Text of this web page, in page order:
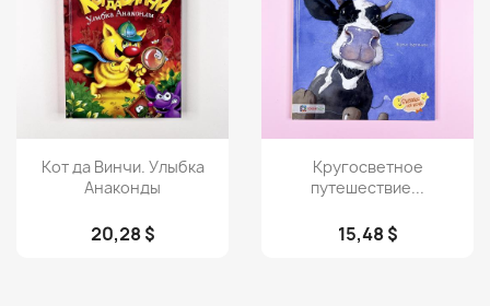
Просмотр
Кот да Винчи. Улыбка
Анаконды
20,28 $
Просмотр
Кругосветное
путешествие...
15,48 $